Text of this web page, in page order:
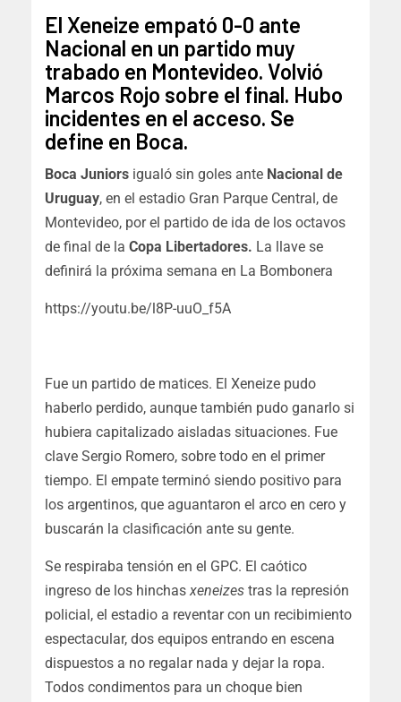
El Xeneize empató 0-0 ante
Nacional en un partido muy
trabado en Montevideo. Volvió
Marcos Rojo sobre el final. Hubo
incidentes en el acceso. Se
define en Boca.
Boca Juniors igualó sin goles ante Nacional de
Uruguay, en el estadio Gran Parque Central, de
Montevideo, por el partido de ida de los octavos
de final de la Copa Libertadores. La llave se
definirá la próxima semana en La Bombonera
https://youtu.be/l8P-uuO_f5A
Fue un partido de matices. El Xeneize pudo
haberlo perdido, aunque también pudo ganarlo si
hubiera capitalizado aisladas situaciones. Fue
clave Sergio Romero, sobre todo en el primer
tiempo. El empate terminó siendo positivo para
los argentinos, que aguantaron el arco en cero y
buscarán la clasificación ante su gente.
Se respiraba tensión en el GPC. El caótico
ingreso de los hinchasxeneizes tras la represión
policial, el estadio a reventar con un recibimiento
espectacular, dos equipos entrando en escena
dispuestos a no regalar nada y dejar la ropa.
Todos condimentos para un choque bien